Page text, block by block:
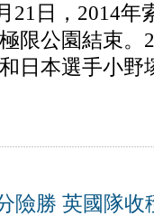
21日，2014
限公園結束
日本選手小野
險勝 英國隊收